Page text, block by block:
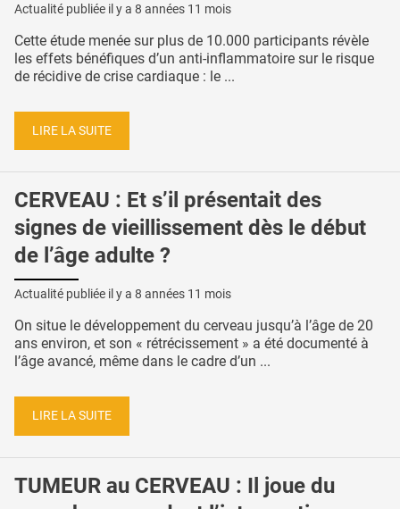
Actualité publiée il y a 8 années 11 mois
Cette étude menée sur plus de 10.000 participants révèle
les effets bénéfiques d’un anti-inflammatoire sur le risque
de récidive de crise cardiaque : le ...
LIRE LA SUITE
CERVEAU : Et s’il présentait des
signes de vieillissement dès le début
de l’âge adulte ?
Actualité publiée il y a 8 années 11 mois
On situe le développement du cerveau jusqu’à l’âge de 20
ans environ, et son « rétrécissement » a été documenté à
l’âge avancé, même dans le cadre d’un ...
LIRE LA SUITE
TUMEUR au CERVEAU : Il joue du